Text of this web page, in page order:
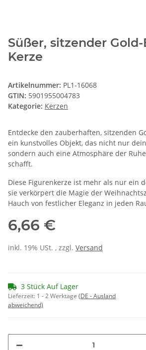
Süßer, sitzender
Kerze
Artikelnummer: PL1-16068
GTIN: 5901955004783
Kategorie: Kerzen
Entdecke den zauberhaften, sitzenden
ein kunstvolles Objekt, das nicht nur
sondern auch eine Atmosphäre der
schafft.
Diese Figurenkerze ist mehr als nur ein
sie verkörpert die Magie der
Hauch von festlicher Eleganz in jeden
6,66 €
inkl. 19% USt. , zzgl. Versand
3 Stück Auf Lager
Lieferzeit: 1 - 2 Werktage (DE - Ausland
abweichend)